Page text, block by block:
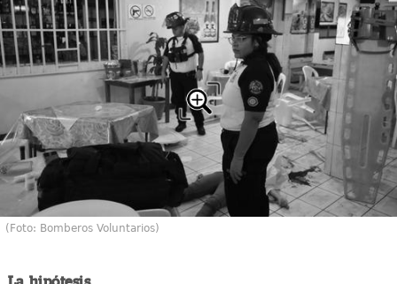
(Foto: Bomberos Voluntarios)